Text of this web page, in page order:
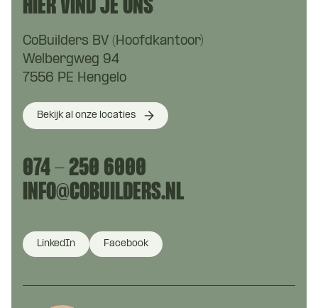
HIER VIND JE ONS
CoBuilders BV (Hoofdkantoor)
Welbergweg 94
7556 PE Hengelo
Bekijk al onze locaties
074 - 250 6000
INFO@COBUILDERS.NL
LinkedIn Facebook